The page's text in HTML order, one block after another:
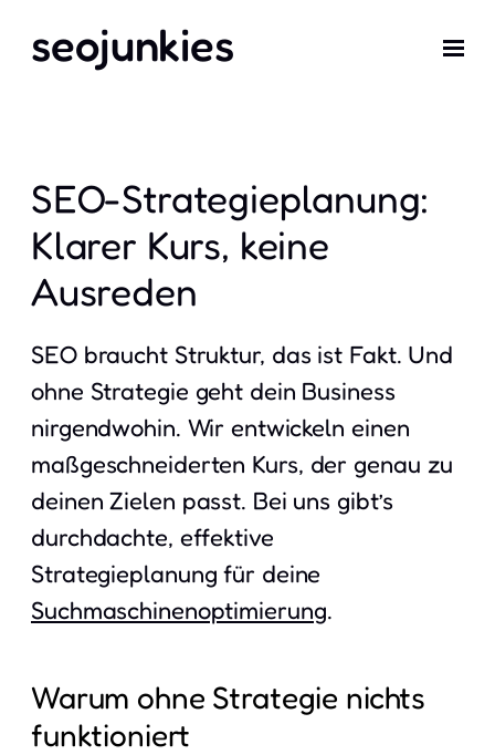
seojunkies
SEO-Strategieplanung:
Klarer Kurs, keine
Ausreden
SEO braucht Struktur, das ist Fakt. Und
ohne Strategie geht dein Business
nirgendwohin. Wir entwickeln einen
maßgeschneiderten Kurs, der genau zu
deinen Zielen passt. Bei uns gibt’s
durchdachte, effektive
Strategieplanung für deine
Suchmaschinenoptimierung.
Warum ohne Strategie nichts
funktioniert